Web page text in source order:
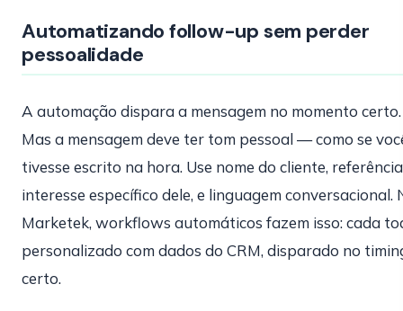
Automatizando follow-up sem perder
pessoalidade
A automação dispara a mensagem no momento certo.
Mas a mensagem deve ter tom pessoal — como se
tivesse escrito na hora. Use nome do cliente,
interesse específico dele, e linguagem conversacional.
Marketek, workflows automáticos fazem isso: cada
personalizado com dados do CRM, disparado no
certo.